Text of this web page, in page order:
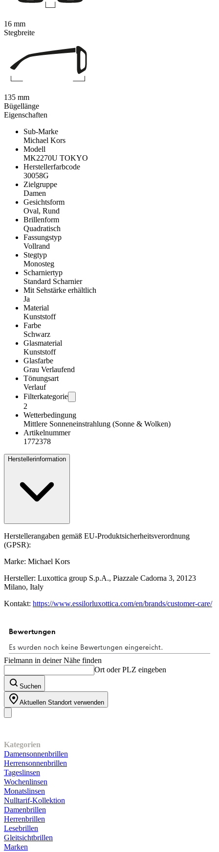
Eigenschaften
Sub-Marke
Michael Kors
Modell
MK2270U TOKYO
Herstellerfarbcode
30058G
Zielgruppe
Damen
Gesichtsform
Oval, Rund
Brillenform
Quadratisch
Fassungstyp
Vollrand
Stegtyp
Monosteg
Scharniertyp
Standard Scharnier
Mit Sehstärke erhältlich
Ja
Material
Kunststoff
Farbe
Schwarz
Glasmaterial
Kunststoff
Glasfarbe
Grau Verlaufend
Tönungsart
Verlauf
Filterkategorie
2
Wetterbedingung
Mittlere Sonneneinstrahlung (Sonne & Wolken)
Artikelnummer
1772378
Herstellerinformation
Herstellerangaben gemäß EU-Produktsicherheitsverordnung
(GPSR):
Marke: Michael Kors
Hersteller: Luxottica group S.p.A., Piazzale Cadorna 3, 20123
Milano, Italy
Kontakt: https://www.essilorluxottica.com/en/brands/customer-care/
16 mm
Stegbreite
135 mm
Bügellänge
Fielmann in deiner Nähe finden
Ort oder PLZ eingeben
Suchen
Aktuellen Standort verwenden
Kategorien
Damensonnenbrillen
Herrensonnenbrillen
Tageslinsen
Wochenlinsen
Monatslinsen
Nulltarif-Kollektion
Damenbrillen
Herrenbrillen
Lesebrillen
Gleitsichtbrillen
Marken